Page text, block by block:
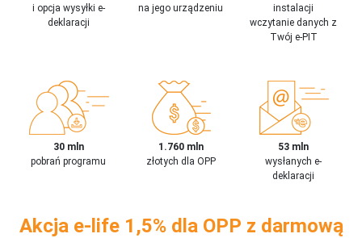
i opcja wysyłki e-
deklaracji
na jego urządzeniu
instalacji
wczytanie danych z
Twój e-PIT
30 mln
pobrań programu
1.760 mln
złotych dla OPP
53 mln
wysłanych e-
deklaracji
Akcja e-life 1,5% dla OPP z darmową